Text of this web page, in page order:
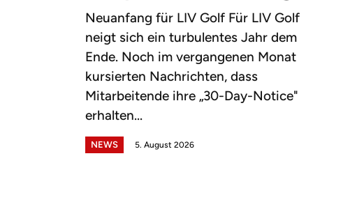
Neuanfang für LIV Golf Für LIV Golf
neigt sich ein turbulentes Jahr dem
Ende. Noch im vergangenen Monat
kursierten Nachrichten, dass
Mitarbeitende ihre „30-Day-Notice"
erhalten...
NEWS 5. August 2026